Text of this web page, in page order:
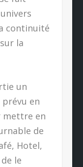
continuité
la
un
en
en
de
Hotel,
le